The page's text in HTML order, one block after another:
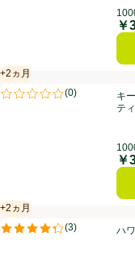
価
￥
キーコーヒー サー・トー
+2ヵ月
賞味・消費期限保証：2
(0)
評価は0件のレビューで5
キ
テ
価
￥
ハワイアンサン グァバネ
+2ヵ月
賞味・消費期限保証：2
(3)
評価は3件のレビューで5
ハ